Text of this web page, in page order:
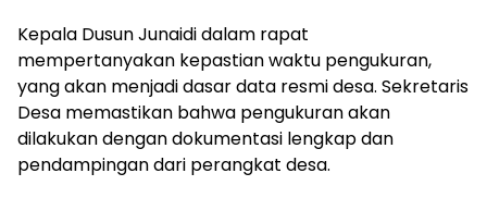
Kepala Dusun Junaidi dalam rapat
mempertanyakan kepastian waktu pengukuran,
yang akan menjadi dasar data resmi desa. Sekretaris
Desa memastikan bahwa pengukuran akan
dilakukan dengan dokumentasi lengkap dan
pendampingan dari perangkat desa.